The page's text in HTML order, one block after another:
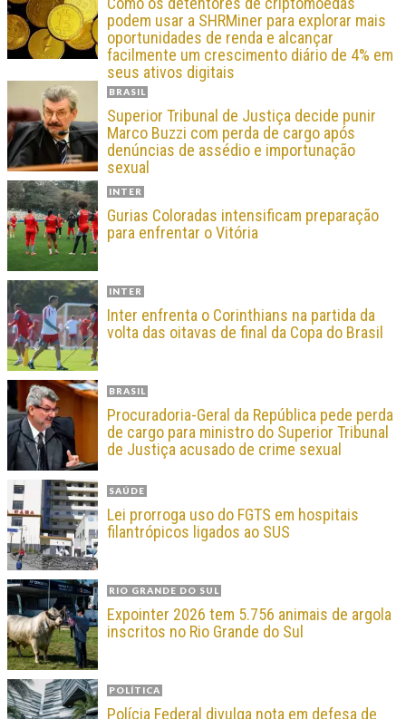
podem usar a SHRMiner para explorar mais
oportunidades de renda e alcançar
facilmente um crescimento diário de 4% em
seus ativos digitais
BRASIL
Superior Tribunal de Justiça decide punir
Marco Buzzi com perda de cargo após
denúncias de assédio e importunação
sexual
INTER
Gurias Coloradas intensificam preparação
para enfrentar o Vitória
INTER
Inter enfrenta o Corinthians na partida da
volta das oitavas de final da Copa do Brasil
BRASIL
Procuradoria-Geral da República pede perda
de cargo para ministro do Superior Tribunal
de Justiça acusado de crime sexual
SAÚDE
Lei prorroga uso do FGTS em hospitais
filantrópicos ligados ao SUS
RIO GRANDE DO SUL
Expointer 2026 tem 5.756 animais de argola
inscritos no Rio Grande do Sul
POLÍTICA
Polícia Federal divulga nota em defesa de